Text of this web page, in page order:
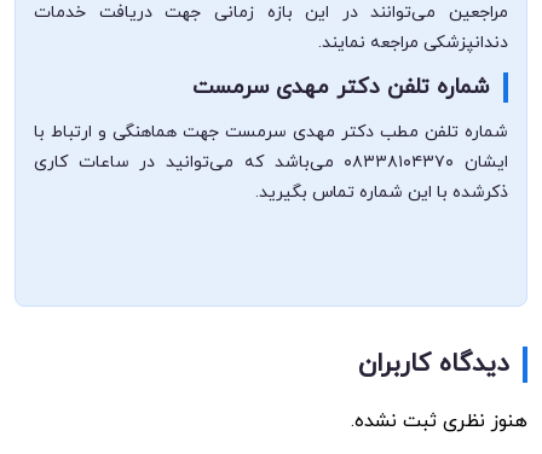
مراجعین می‌توانند در این بازه زمانی جهت دریافت خدمات
دندانپزشکی مراجعه نمایند.
شماره تلفن دکتر مهدی سرمست
شماره تلفن مطب دکتر مهدی سرمست جهت هماهنگی و ارتباط با
ایشان ۰۸۳۳۸۱۰۴۳۷۰ می‌باشد که می‌توانید در ساعات کاری
ذکرشده با این شماره تماس بگیرید.
دیدگاه کاربران
هنوز نظری ثبت نشده.